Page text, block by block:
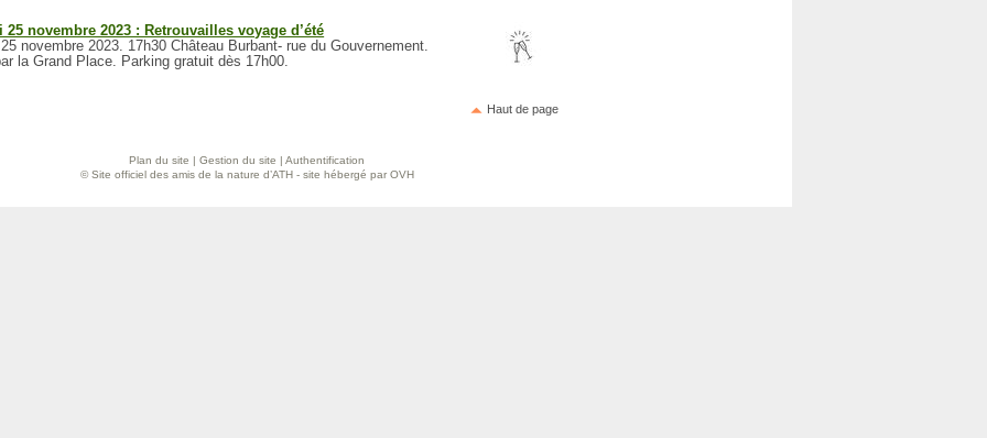
25 novembre 2023 : Retrouvailles voyage d’été
novembre 2023. 17h30 Château Burbant- rue du Gouvernement.
la Grand Place. Parking gratuit dès 17h00.
Haut de page
Plan du site | Gestion du site | Authentification
© Site officiel des amis de la nature d’ATH - site hébergé par OVH